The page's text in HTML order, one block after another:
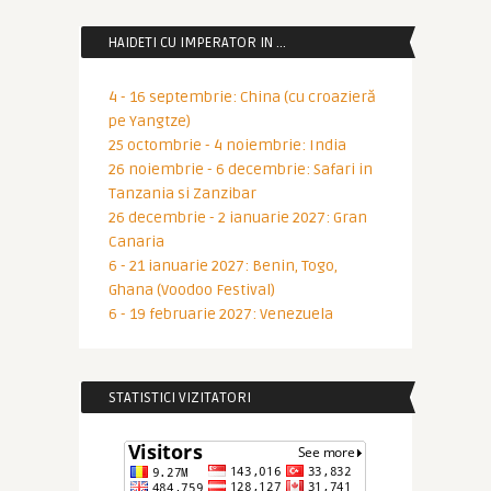
HAIDETI CU IMPERATOR IN …
4 - 16 septembrie: China (cu croazieră
pe Yangtze)
25 octombrie - 4 noiembrie: India
26 noiembrie - 6 decembrie: Safari in
Tanzania si Zanzibar
26 decembrie - 2 ianuarie 2027: Gran
Canaria
6 - 21 ianuarie 2027: Benin, Togo,
Ghana (Voodoo Festival)
6 - 19 februarie 2027: Venezuela
STATISTICI VIZITATORI